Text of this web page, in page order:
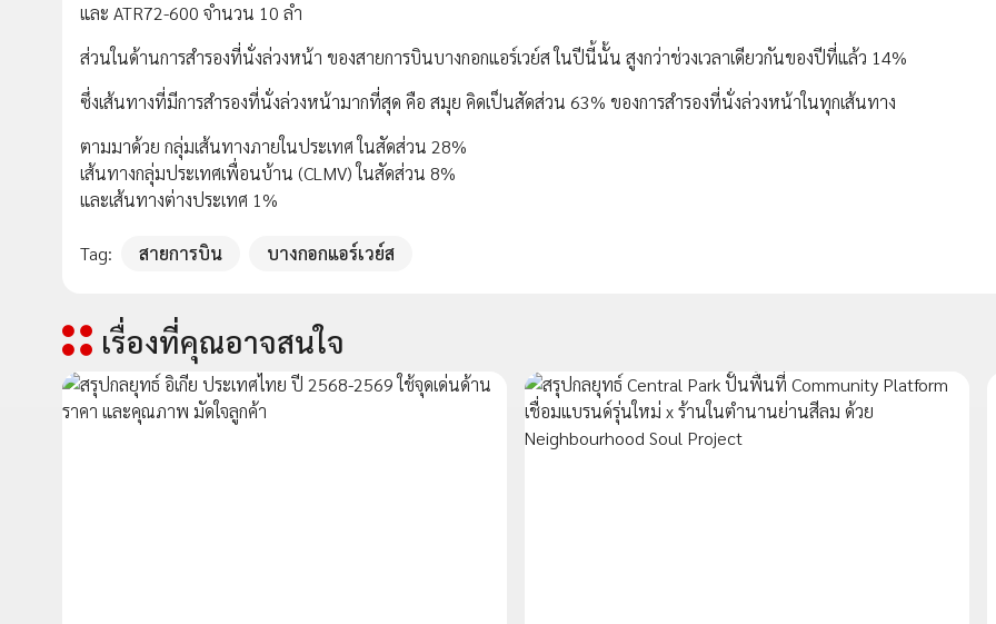
และ ATR72-600 จำนวน 10 ลำ
ส่วนในด้านการสำรองที่นั่งล่วงหน้า ของสายการบินบางกอกแอร์เวย์ส ในปีนี้นั้น สูงกว่าช่วงเวลาเดียวกันของปีที่แล้ว 14%
ซึ่งเส้นทางที่มีการสำรองที่นั่งล่วงหน้ามากที่สุด คือ สมุย คิดเป็นสัดส่วน 63% ของการสำรองที่นั่งล่วงหน้าในทุกเส้นทาง
ตามมาด้วย กลุ่มเส้นทางภายในประเทศ ในสัดส่วน 28%
เส้นทางกลุ่มประเทศเพื่อนบ้าน (CLMV) ในสัดส่วน 8%
และเส้นทางต่างประเทศ 1%
Tag: สายการบิน บางกอกแอร์เวย์ส
เรื่องที่คุณอาจสนใจ